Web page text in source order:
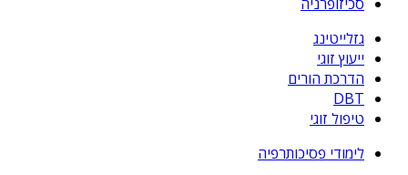
גזלייטינג
ייעוץ זוגי
הדרכת הורים
DBT
טיפול זוגי
לימודי פסיכותרפיה